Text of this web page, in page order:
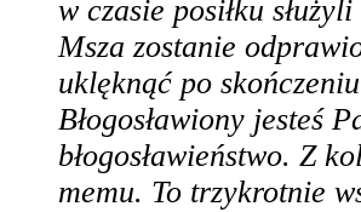
w czasie posiłku
Msza zostanie
uklęknąć po
Błogosławiony jesteś
błogosławieństwo. Z
memu. To trzykrotnie